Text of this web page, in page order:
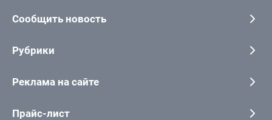
Сообщить новость
Рубрики
Реклама на сайте
Прайс-лист